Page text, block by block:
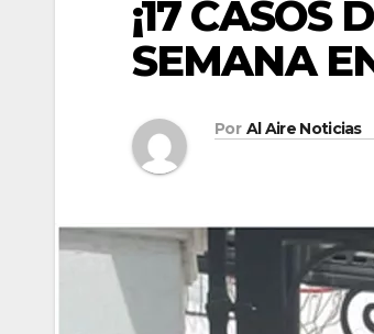
¡17 CASOS
SEMANA
Por Al Aire Noticias